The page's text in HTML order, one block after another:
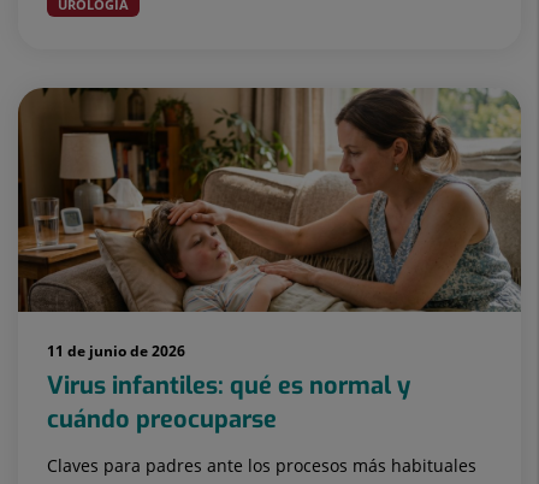
UROLOGÍA
11 de junio de 2026
Virus infantiles: qué es normal y
cuándo preocuparse
Claves para padres ante los procesos más habituales